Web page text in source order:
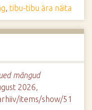
, tibu-tibu ära näita
mängud
2026,
items/show/51